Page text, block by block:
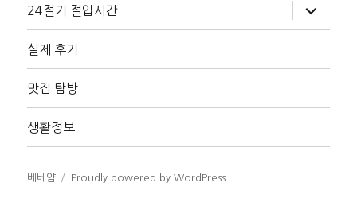
확
장
24절기 절입시간
위
메
장
실제 후기
맛집 탐방
생활정보
베베얌 Proudly powered by WordPress